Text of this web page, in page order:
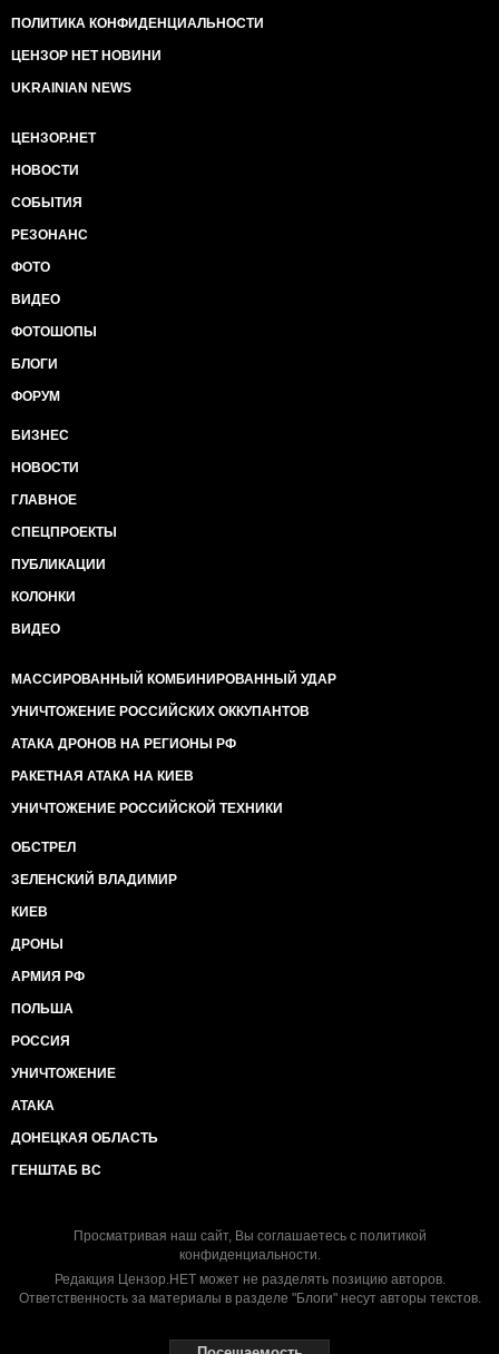
ПОЛИТИКА КОНФИДЕНЦИАЛЬНОСТИ
ЦЕНЗОР НЕТ НОВИНИ
UKRAINIAN NEWS
ЦЕНЗОР.НЕТ
НОВОСТИ
СОБЫТИЯ
РЕЗОНАНС
ФОТО
ВИДЕО
ФОТОШОПЫ
БЛОГИ
ФОРУМ
БИЗНЕС
НОВОСТИ
ГЛАВНОЕ
СПЕЦПРОЕКТЫ
ПУБЛИКАЦИИ
КОЛОНКИ
ВИДЕО
МАССИРОВАННЫЙ КОМБИНИРОВАННЫЙ УДАР
УНИЧТОЖЕНИЕ РОССИЙСКИХ ОККУПАНТОВ
АТАКА ДРОНОВ НА РЕГИОНЫ РФ
РАКЕТНАЯ АТАКА НА КИЕВ
УНИЧТОЖЕНИЕ РОССИЙСКОЙ ТЕХНИКИ
ОБСТРЕЛ
ЗЕЛЕНСКИЙ ВЛАДИМИР
КИЕВ
ДРОНЫ
АРМИЯ РФ
ПОЛЬША
РОССИЯ
УНИЧТОЖЕНИЕ
АТАКА
ДОНЕЦКАЯ ОБЛАСТЬ
ГЕНШТАБ ВС
Просматривая наш сайт, Вы соглашаетесь с политикой
конфиденциальности.
Редакция Цензор.НЕТ может не разделять позицию авторов.
Ответственность за материалы в разделе "Блоги" несут авторы текстов.